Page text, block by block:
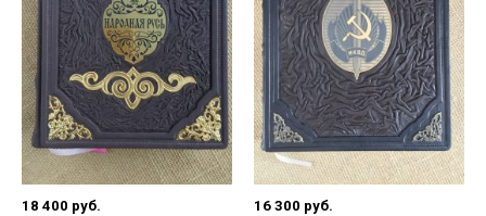
18 400 руб. 16 300 руб.